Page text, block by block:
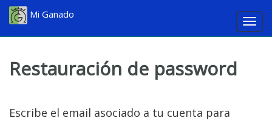
Mi Ganado
Restauración de password
Escribe el email asociado a tu cuenta para